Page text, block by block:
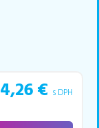
4,26 € s DPH